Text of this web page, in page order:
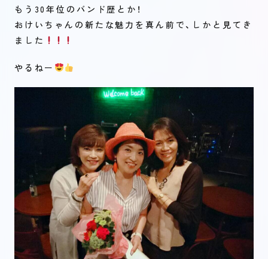
もう30年位のバンド歴とか！
おけいちゃんの新たな魅力を真ん前で、しかと見てき
ました
やるねー